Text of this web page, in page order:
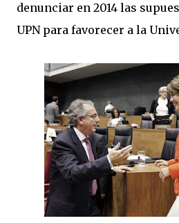
denunciar en 2014 las
UPN para favorecer a la